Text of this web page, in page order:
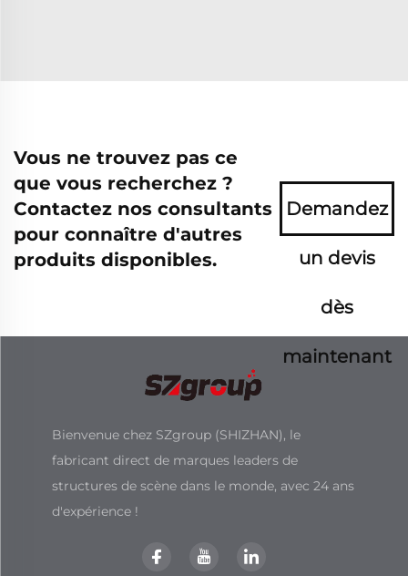
Vous ne trouvez pas ce
que vous recherchez ?
Contactez nos consultants
pour connaître d'autres
produits disponibles.
Demandez
un devis
dès
maintenant
Bienvenue chez SZgroup (SHIZHAN), le
fabricant direct de marques leaders de
structures de scène dans le monde, avec 24 ans
d'expérience !